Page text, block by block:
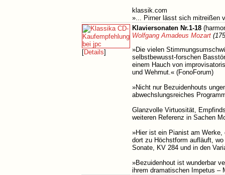
klassik.com
»... Pirner lässt sich mitreißen
[Details]
Klaviersonaten Nr.1-18
Wolfgang Amadeus Mozart
»Die vielen
selbstbewusst-forschen
einem Hauch von
und Wehmut.« (FonoForum)
»Nicht nur Bezuidenhouts
abwechslungsreiches
Glanzvolle Virtuosität,
weiteren Referenz in Sachen
»Hier ist ein Pianist am
dort zu Höchstform aufläuft,
Sonate, KV 284 und in den
»Bezuidenhout ist wunderbar
ihrem dramatischen Impetus –